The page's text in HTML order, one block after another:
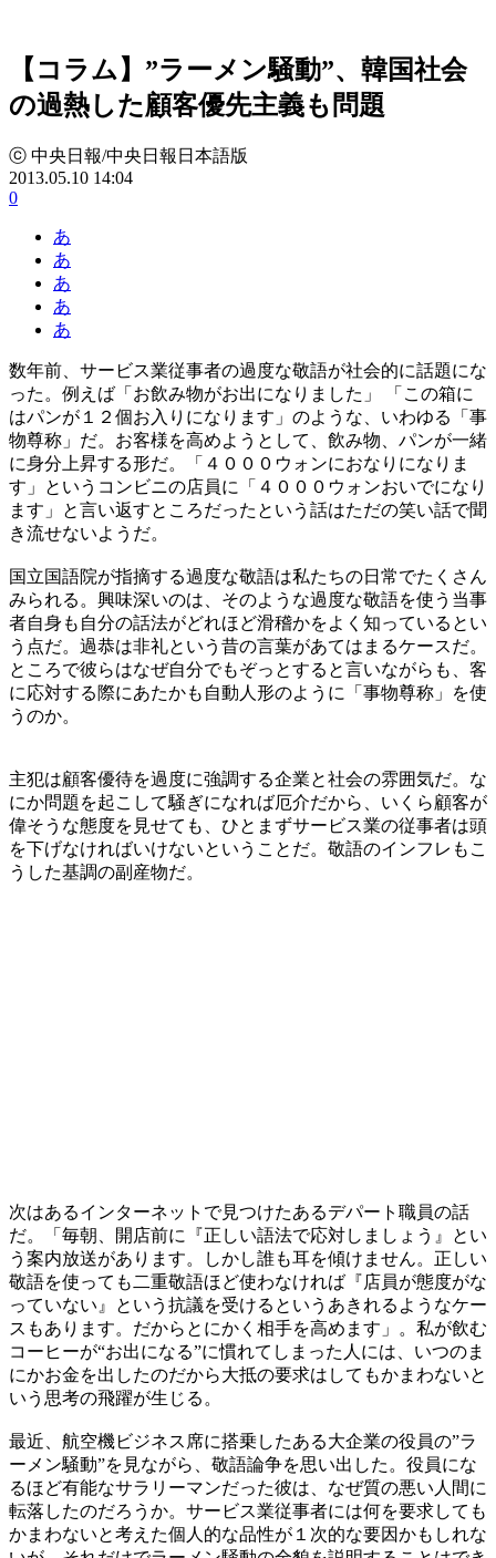
【コラム】”ラーメン騒動”、韓国社会
の過熱した顧客優先主義も問題
ⓒ 中央日報/中央日報日本語版
2013.05.10 14:04
0
あ
あ
あ
あ
あ
数年前、サービス業従事者の過度な敬語が社会的に話題にな
った。例えば「お飲み物がお出になりました」 「この箱に
はパンが１２個お入りになります」のような、いわゆる「事
物尊称」だ。お客様を高めようとして、飲み物、パンが一緒
に身分上昇する形だ。「４０００ウォンにおなりになりま
す」というコンビニの店員に「４０００ウォンおいでになり
ます」と言い返すところだったという話はただの笑い話で聞
き流せないようだ。
国立国語院が指摘する過度な敬語は私たちの日常でたくさん
みられる。興味深いのは、そのような過度な敬語を使う当事
者自身も自分の話法がどれほど滑稽かをよく知っているとい
う点だ。過恭は非礼という昔の言葉があてはまるケースだ。
ところで彼らはなぜ自分でもぞっとすると言いながらも、客
に応対する際にあたかも自動人形のように「事物尊称」を使
うのか。
主犯は顧客優待を過度に強調する企業と社会の雰囲気だ。な
にか問題を起こして騒ぎになれば厄介だから、いくら顧客が
偉そうな態度を見せても、ひとまずサービス業の従事者は頭
を下げなければいけないということだ。敬語のインフレもこ
うした基調の副産物だ。
次はあるインターネットで見つけたあるデパート職員の話
だ。「毎朝、開店前に『正しい語法で応対しましょう』とい
う案内放送があります。しかし誰も耳を傾けません。正しい
敬語を使っても二重敬語ほど使わなければ『店員が態度がな
っていない』という抗議を受けるというあきれるようなケー
スもあります。だからとにかく相手を高めます」。私が飲む
コーヒーが“お出になる”に慣れてしまった人には、いつのま
にかお金を出したのだから大抵の要求はしてもかまわないと
いう思考の飛躍が生じる。
最近、航空機ビジネス席に搭乗したある大企業の役員の”ラ
ーメン騒動”を見ながら、敬語論争を思い出した。役員にな
るほど有能なサラリーマンだった彼は、なぜ質の悪い人間に
転落したのだろうか。サービス業従事者には何を要求しても
かまわないと考えた個人的な品性が１次的な要因かもしれな